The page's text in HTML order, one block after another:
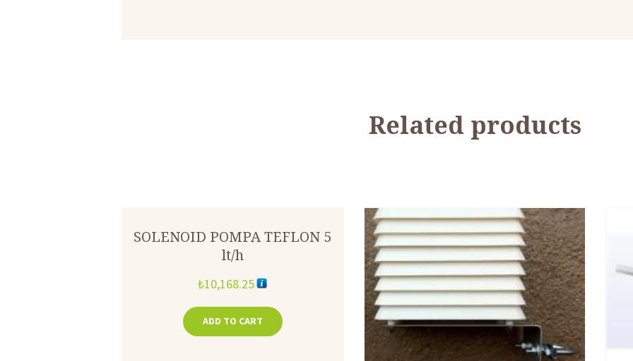
Related products
SOLENOID POMPA TEFLON 5
lt/h
₺10,168.25
ADD TO CART